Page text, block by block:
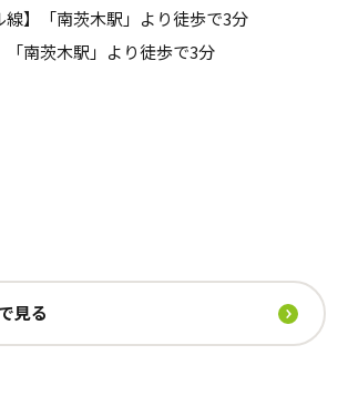
線】「南茨木駅」より徒歩で3分
「南茨木駅」より徒歩で3分
見る